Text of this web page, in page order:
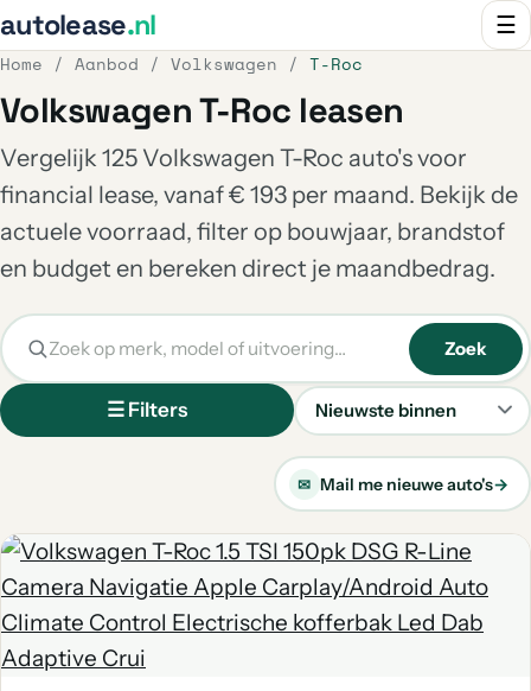
autolease.nl ☰
Home / Aanbod / Volkswagen / T-Roc
Volkswagen T-Roc leasen
Vergelijk 125 Volkswagen T-Roc auto's voor
financial lease, vanaf € 193 per maand. Bekijk de
actuele voorraad, filter op bouwjaar, brandstof
en budget en bereken direct je maandbedrag.
☰ Filters
Sorteren
Zoek
✉ Mail me nieuwe auto's→